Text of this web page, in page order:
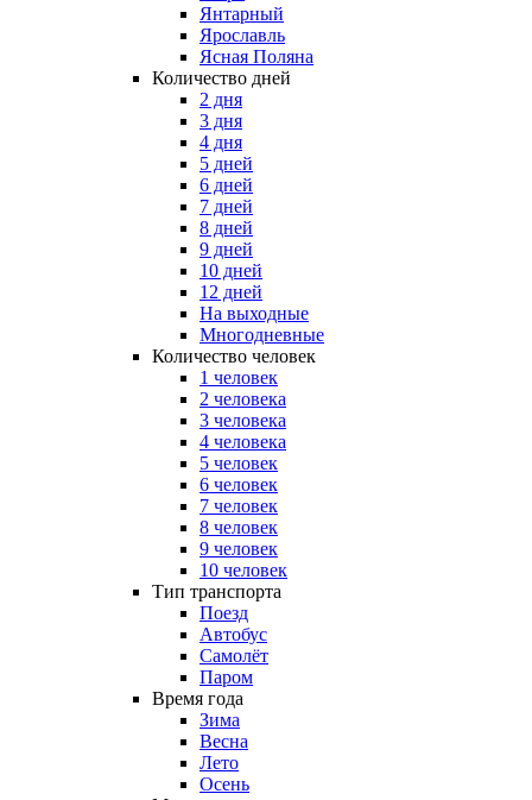
Янтарный
Ярославль
Ясная Поляна
Количество дней
2 дня
3 дня
4 дня
5 дней
6 дней
7 дней
8 дней
9 дней
10 дней
12 дней
На выходные
Многодневные
Количество человек
1 человек
2 человека
3 человека
4 человека
5 человек
6 человек
7 человек
8 человек
9 человек
10 человек
Тип транспорта
Поезд
Автобус
Самолёт
Паром
Время года
Зима
Весна
Лето
Осень